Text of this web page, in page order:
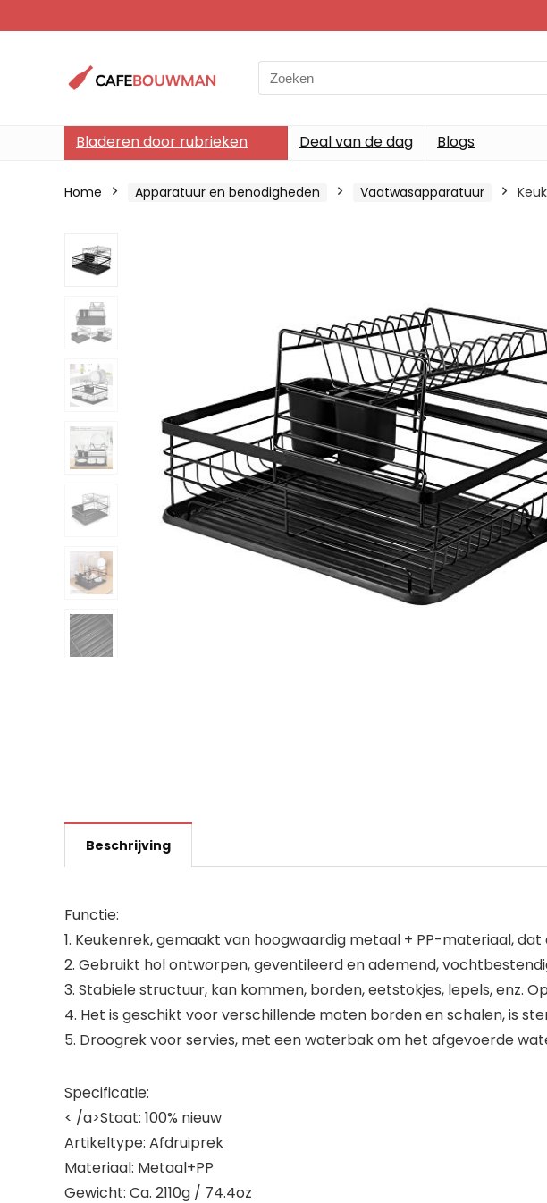
Search
for:
Bladeren door rubrieken Deal van de dag Blogs
Home Apparatuur en benodigheden Vaatwasapparatuur
Beschrijving
Functie:
1. Keukenrek, gemaakt van hoogwaardig metaal + PP-materiaal, dat
2. Gebruikt hol ontworpen, geventileerd en ademend,
3. Stabiele structuur, kan kommen, borden, eetstokjes, lepels, enz.
4. Het is geschikt voor verschillende maten borden en schalen, is
5. Droogrek voor servies, met een waterbak om het afgevoerde
Specificatie:
< /a>Staat: 100% nieuw
Artikeltype: Afdruiprek
Materiaal: Metaal+PP
Gewicht: Ca. 2110g / 74.4oz